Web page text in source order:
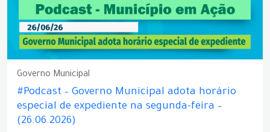
Governo Municipal
#Podcast – Governo Municipal adota horário
especial de expediente na segunda-feira –
(26.06.2026)